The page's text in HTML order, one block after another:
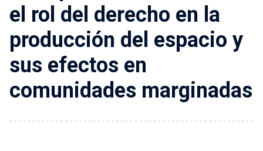
el rol del derecho en la
producción del espacio y
sus efectos en
comunidades marginadas